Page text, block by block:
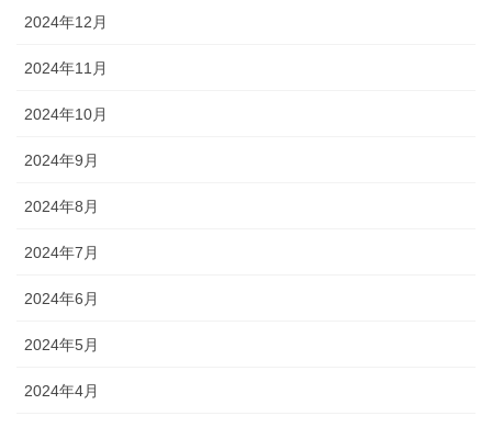
2024年12月
2024年11月
2024年10月
2024年9月
2024年8月
2024年7月
2024年6月
2024年5月
2024年4月